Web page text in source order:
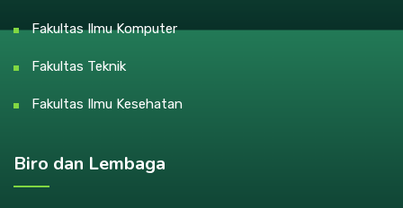
Fakultas Ilmu Komputer
Fakultas Teknik
Fakultas Ilmu Kesehatan
Biro dan Lembaga